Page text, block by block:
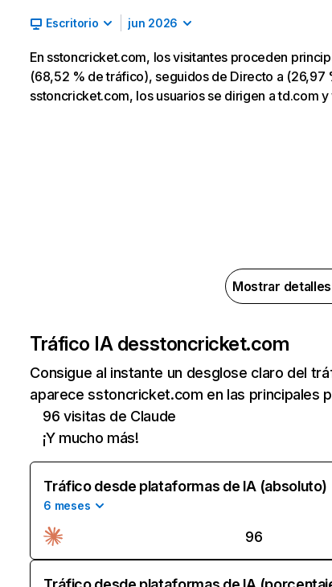
Escritorio jun 2026
En sstoncricket.com, los visitantes proceden
(68,52 % de tráfico), seguidos de Directo a (26,97
sstoncricket.com, los usuarios se dirigen a td.com
Mostrar
Tráfico IA desstoncricket.com
Consigue al instante un desglose claro del
aparece sstoncricket.com en las principales
96 visitas de Claude
¡Y mucho más!
Tráfico desde plataformas de IA (absoluto)
6 meses
96